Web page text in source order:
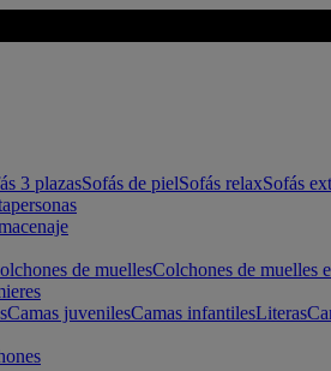
3 plazasSofás de pielSofás relaxSofás
de muellesColchones de muelles
Camas juvenilesCamas infantilesLiteras